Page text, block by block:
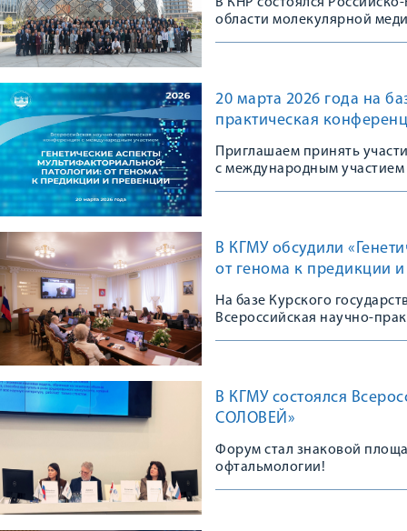
области молекулярной
20 марта 2026 года на
практическая
Приглашаем принять
с международным участием
В КГМУ обсудили
от генома к предикции
На базе Курского
Всероссийская научно-
В КГМУ состоялся
СОЛОВЕЙ»
Форум стал знаковой
офтальмологии!